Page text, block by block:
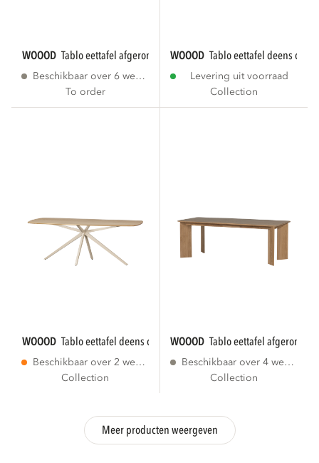
WOOOD tablo eettafel afgerond vj 240x100 cm...
Beschikbaar over 6 weken
To order
WOOOD tablo eettafel deens
Levering uit voorraad
Collection
WOOOD tablo eettafel deens ovaal vj 220x100...
Beschikbaar over 2 weken
Collection
WOOOD tablo eettafel afgerond
Beschikbaar over 4 weken
Collection
Meer producten weergeven